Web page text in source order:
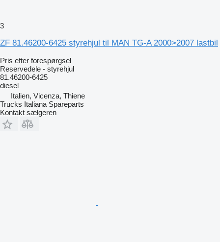
3
ZF 81.46200-6425 styrehjul til MAN TG-A 2000>2007 lastbil
Pris efter forespørgsel
Reservedele - styrehjul
81.46200-6425
diesel
Italien, Vicenza, Thiene
Trucks Italiana Spareparts
Kontakt sælgeren